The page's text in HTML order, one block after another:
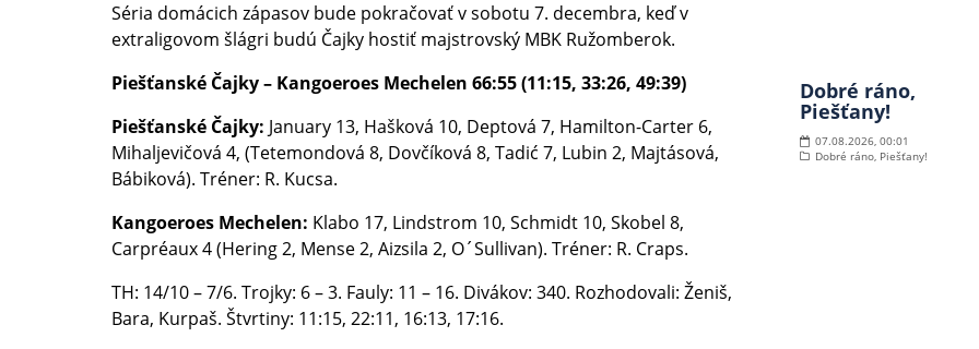
Séria domácich zápasov bude pokračovať v sobotu 7. decembra, keď v
extraligovom šlágri budú Čajky hostiť majstrovský MBK Ružomberok.
Piešťanské Čajky – Kangoeroes Mechelen 66:55 (11:15, 33:26, 49:39)
Piešťanské Čajky: January 13, Hašková 10, Deptová 7, Hamilton-Carter 6,
Mihaljevičová 4, (Tetemondová 8, Dovčíková 8, Tadić 7, Lubin 2, Majtásová,
Bábiková). Tréner: R. Kucsa.
Kangoeroes Mechelen: Klabo 17, Lindstrom 10, Schmidt 10, Skobel 8,
Carpréaux 4 (Hering 2, Mense 2, Aizsila 2, O´Sullivan). Tréner: R. Craps.
TH: 14/10 – 7/6. Trojky: 6 – 3. Fauly: 11 – 16. Divákov: 340. Rozhodovali: Ženiš,
Bara, Kurpaš. Štvrtiny: 11:15, 22:11, 16:13, 17:16.
Dobré ráno,
Piešťany!
07.08.2026, 00:01
Dobré ráno, Piešťany!